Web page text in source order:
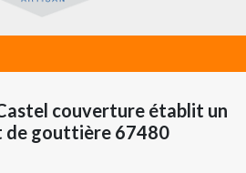
couverture établit un
de gouttière 67480